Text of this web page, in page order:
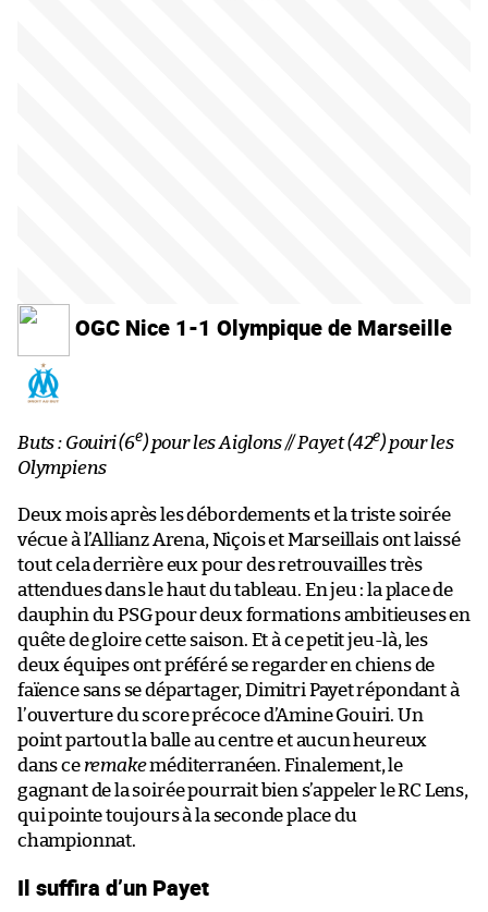
OGC Nice 1-1 Olympique de Marseille
Buts : Gouiri (6e) pour les Aiglons // Payet (42e) pour les
Olympiens
Deux mois après les débordements et la triste soirée
vécue à l’Allianz Arena, Niçois et Marseillais ont laissé
tout cela derrière eux pour des retrouvailles très
attendues dans le haut du tableau. En jeu : la place de
dauphin du PSG pour deux formations ambitieuses en
quête de gloire cette saison. Et à ce petit jeu-là, les
deux équipes ont préféré se regarder en chiens de
faïence sans se départager, Dimitri Payet répondant à
l’ouverture du score précoce d’Amine Gouiri. Un
point partout la balle au centre et aucun heureux
dans ce remakeméditerranéen. Finalement, le
gagnant de la soirée pourrait bien s’appeler le RC Lens,
qui pointe toujours à la seconde place du
championnat.
Il suffira d’un Payet